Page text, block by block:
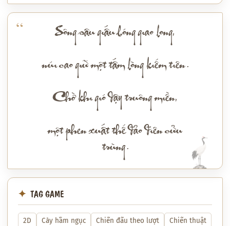
Sông sâu giấu bóng giao long,
núi cao giữ một tấm lòng kiếm tiên.
Chờ khi gió dậy truông miền,
một phen xuất thế đảo điên cửu
trùng.
TAG GAME
2D Cày hầm ngục Chiến đấu theo lượt
Chiến thuật